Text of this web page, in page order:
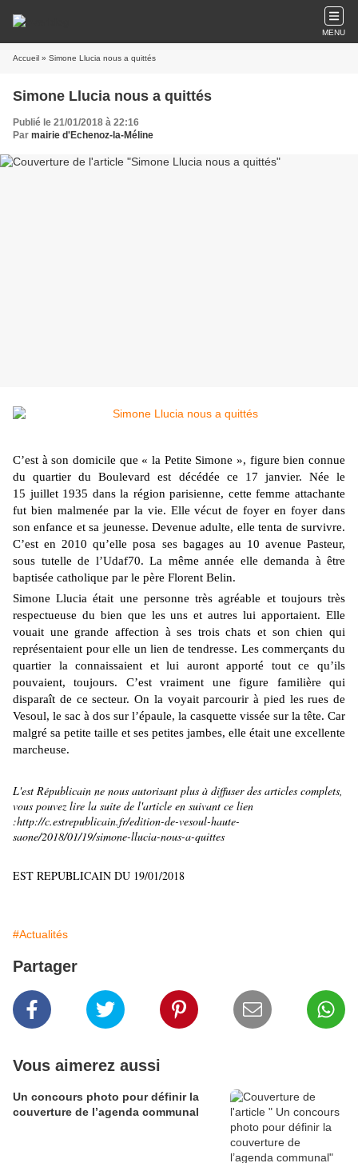
MENU
Accueil » Simone Llucia nous a quittés
Simone Llucia nous a quittés
Publié le 21/01/2018 à 22:16
Par mairie d'Echenoz-la-Méline
C’est à son domicile que « la Petite Simone », figure bien connue
du quartier du Boulevard est décédée ce 17 janvier. Née le
15 juillet 1935 dans la région parisienne, cette femme attachante
fut bien malmenée par la vie. Elle vécut de foyer en foyer dans
son enfance et sa jeunesse. Devenue adulte, elle tenta de survivre.
C’est en 2010 qu’elle posa ses bagages au 10 avenue Pasteur,
sous tutelle de l’Udaf70. La même année elle demanda à être
baptisée catholique par le père Florent Belin.
Simone Llucia était une personne très agréable et toujours très
respectueuse du bien que les uns et autres lui apportaient. Elle
vouait une grande affection à ses trois chats et son chien qui
représentaient pour elle un lien de tendresse. Les commerçants du
quartier la connaissaient et lui auront apporté tout ce qu’ils
pouvaient, toujours. C’est vraiment une figure familière qui
disparaît de ce secteur. On la voyait parcourir à pied les rues de
Vesoul, le sac à dos sur l’épaule, la casquette vissée sur la tête. Car
malgré sa petite taille et ses petites jambes, elle était une excellente
marcheuse.
L'est Républicain ne nous autorisant plus à diffuser des articles complets,
vous pouvez lire la suite de l'article en suivant ce lien
:http://c.estrepublicain.fr/edition-de-vesoul-haute-
saone/2018/01/19/simone-llucia-nous-a-quittes
EST REPUBLICAIN DU 19/01/2018
#Actualités
Partager
Vous aimerez aussi
Un concours photo pour définir la
couverture de l’agenda communal